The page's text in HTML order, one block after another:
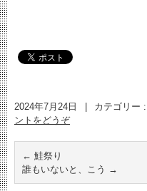
2024年7月24日 カテゴリー :
ントをどうぞ
← 鮭祭り
誰もいないと、こう →